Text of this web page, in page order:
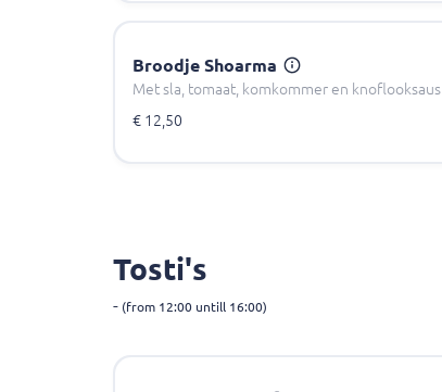
Broodje Shoarma
Met sla, tomaat, komkommer en knoflooksaus
€ 12,50
Tosti's
- (from 12:00 untill 16:00)